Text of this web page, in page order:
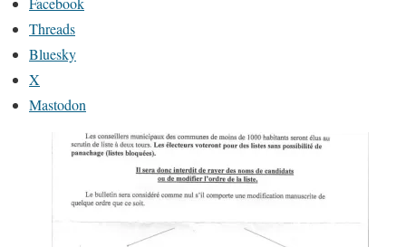
Threads
Bluesky
X
Mastodon